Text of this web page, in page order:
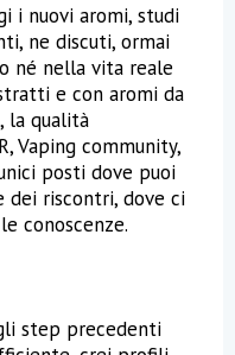
i nuovi aromi, studi
ne discuti, ormai
né nella vita reale
e con aromi da
la qualità
Vaping community,
posti dove puoi
riscontri, dove ci
conoscenze.
step precedenti